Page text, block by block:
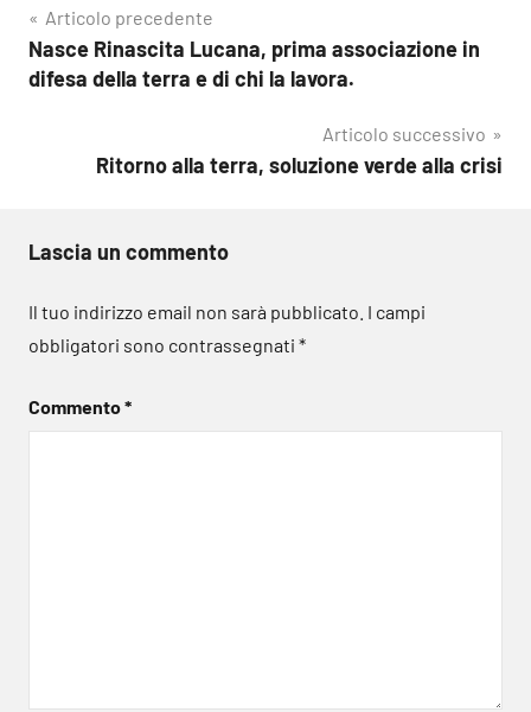
Navigazione
articoli
Articolo precedente
Nasce Rinascita Lucana, prima associazione in
difesa della terra e di chi la lavora.
Articolo successivo
Ritorno alla terra, soluzione verde alla crisi
Lascia un commento
Il tuo indirizzo email non sarà pubblicato. I campi
obbligatori sono contrassegnati *
Commento*